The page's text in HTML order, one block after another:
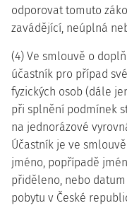
odporovat tomuto
zavádějící, neúplná
(4) Ve smlouvě o
účastník pro případ
fyzických osob (dále
při splnění podmínek
na jednorázové
Účastník je ve
jméno, popřípadě
přiděleno, nebo
pobytu v České